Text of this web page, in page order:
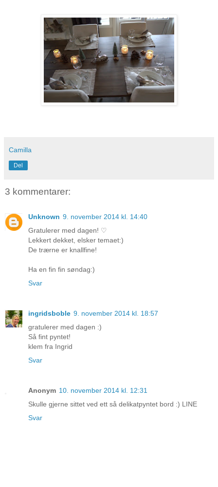
Camilla
Del
3 kommentarer:
Unknown 9. november 2014 kl. 14:40
Gratulerer med dagen! ♡
Lekkert dekket, elsker temaet:)
De trærne er knallfine!
Ha en fin fin søndag:)
Svar
ingridsboble 9. november 2014 kl. 18:57
gratulerer med dagen :)
Så fint pyntet!
klem fra Ingrid
Svar
Anonym 10. november 2014 kl. 12:31
Skulle gjerne sittet ved ett så delikatpyntet bord :) LINE
Svar